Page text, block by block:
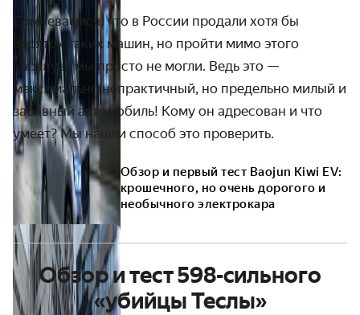
Сомневаемся, что в России продали хотя бы
десяток таких машин, но пройти мимо этого
карапуза мы просто не могли. Ведь это —
максимально непрактичный, но предельно милый и
забавный автомобиль! Кому он адресован и что
умеет? Мы нашли способ это проверить.
Обзор и первый тест Baojun Kiwi EV:
крошечного, но очень дорогого и
необычного электрокара
Обзор и тест 598-сильного
«убийцы Теслы»